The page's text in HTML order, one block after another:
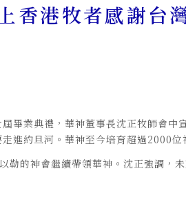
香港牧者感謝台
畢業典禮，華神董事長沈正牧師會
進約旦河。華神至今培育超過2000位
的神會繼續帶領華神。沈正強調，